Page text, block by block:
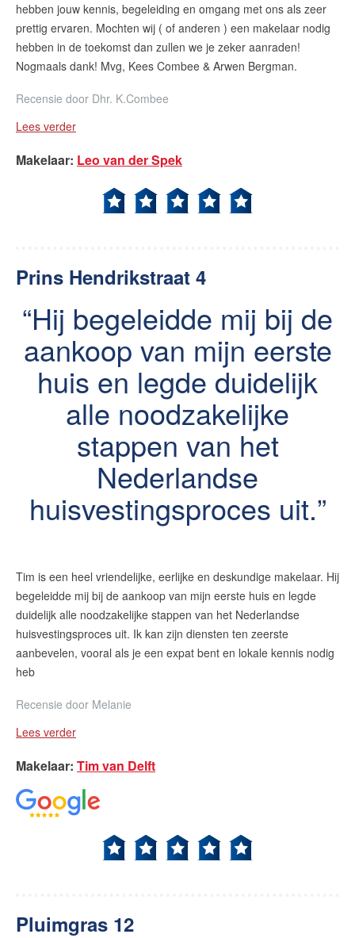
hebben jouw kennis, begeleiding en omgang met ons als zeer
prettig ervaren. Mochten wij ( of anderen ) een makelaar nodig
hebben in de toekomst dan zullen we je zeker aanraden!
Nogmaals dank! Mvg, Kees Combee & Arwen Bergman.
Recensie door Dhr. K.Combee
Lees verder
Makelaar: Leo van der Spek
Prins Hendrikstraat 4
Hij begeleidde mij bij de
aankoop van mijn eerste
huis en legde duidelijk
alle noodzakelijke
stappen van het
Nederlandse
huisvestingsproces uit.
Tim is een heel vriendelijke, eerlijke en deskundige makelaar. Hij
begeleidde mij bij de aankoop van mijn eerste huis en legde
duidelijk alle noodzakelijke stappen van het Nederlandse
huisvestingsproces uit. Ik kan zijn diensten ten zeerste
aanbevelen, vooral als je een expat bent en lokale kennis nodig
heb
Recensie door Melanie
Lees verder
Makelaar: Tim van Delft
Pluimgras 12